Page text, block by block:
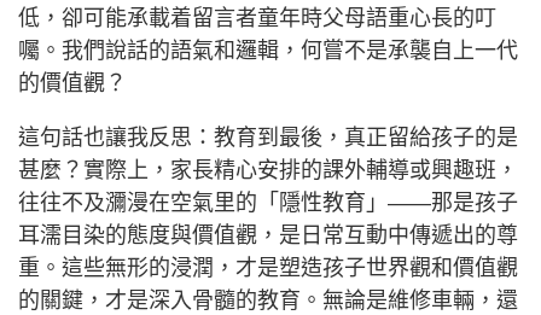
低，卻可能承載着留言者童年時父母語重心長的叮
囑。我們說話的語氣和邏輯，何嘗不是承襲自上一代
的價值觀？
這句話也讓我反思：教育到最後，真正留給孩子的是
甚麼？實際上，家長精心安排的課外輔導或興趣班，
往往不及瀰漫在空氣里的「隱性教育」——那是孩子
耳濡目染的態度與價值觀，是日常互動中傳遞出的尊
重。這些無形的浸潤，才是塑造孩子世界觀和價值觀
的關鍵，才是深入骨髓的教育。無論是維修車輛，還